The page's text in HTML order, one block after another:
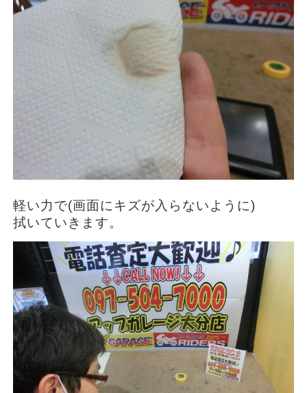
軽い力で(画面にキズが入らないように)
拭いていきます。